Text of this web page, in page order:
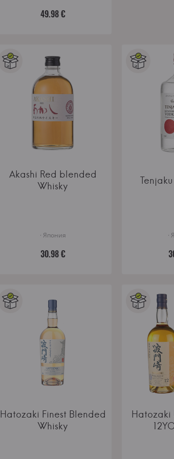
49.98 €
Akashi Red blended
Whisky
· Япония
30.98 €
·
Hatozaki Finest Blended
Whisky
Hatozaki